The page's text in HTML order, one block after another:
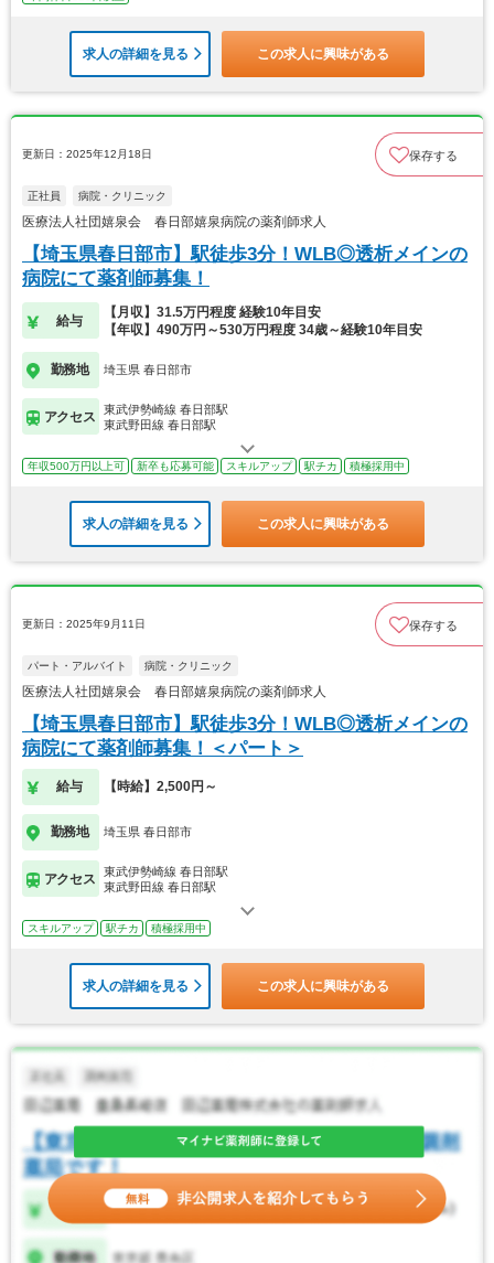
求人の詳細を見る この求人に興味がある
更新日：2025年12月18日 保存する
正社員 病院・クリニック
医療法人社団嬉泉会 春日部嬉泉病院の薬剤師求人
【埼玉県春日部市】駅徒歩3分！WLB◎透析メインの
病院にて薬剤師募集！
給与
【月収】31.5万円程度 経験10年目安
【年収】490万円～530万円程度 34歳～経験10年目安
勤務地 埼玉県 春日部市
アクセス
東武伊勢崎線 春日部駅
東武野田線 春日部駅
年収500万円以上可 新卒も応募可能 スキルアップ 駅チカ 積極採用中
求人の詳細を見る この求人に興味がある
更新日：2025年9月11日 保存する
パート・アルバイト 病院・クリニック
医療法人社団嬉泉会 春日部嬉泉病院の薬剤師求人
【埼玉県春日部市】駅徒歩3分！WLB◎透析メインの
病院にて薬剤師募集！＜パート＞
給与 【時給】2,500円～
勤務地 埼玉県 春日部市
アクセス
東武伊勢崎線 春日部駅
東武野田線 春日部駅
スキルアップ 駅チカ 積極採用中
求人の詳細を見る この求人に興味がある